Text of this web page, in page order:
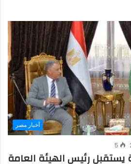
أخبار مصر
5
يستقبل رئيس الهيئة العامة